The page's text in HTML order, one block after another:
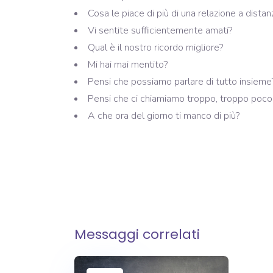
Cosa le piace di più di una relazione a
Vi sentite sufficientemente amati?
Qual è il nostro ricordo migliore?
Mi hai mai mentito?
Pensi che possiamo parlare di tutto
Pensi che ci chiamiamo troppo, troppo
A che ora del giorno ti manco di più?
Messaggi correlati